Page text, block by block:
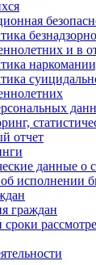
и в
отчет
данные о
исполнении
граждан
сроки